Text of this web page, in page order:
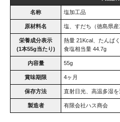
名称 塩加工品
原材料名 塩、すだち（徳島県産
栄養成分表示
(1本55g当たり)
熱量 21Kcal、たんぱ
食塩相当量 44.7g
内容量 55g
賞味期限 4ヶ月
保存方法 直射日光、高温多湿
製造者 有限会社ハス商会